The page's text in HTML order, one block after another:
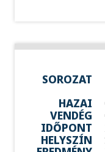
SOROZAT
HAZAI
VENDÉG
IDŐPONT
HELYSZÍN